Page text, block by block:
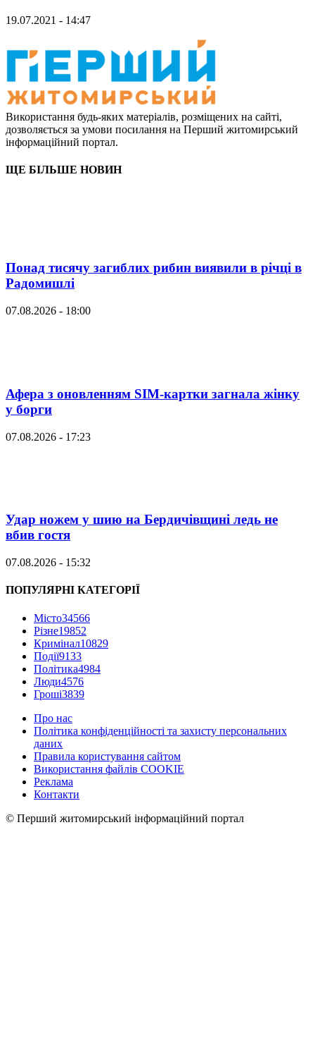
19.07.2021 - 14:47
Використання будь-яких матеріалів, розміщених на сайті,
дозволяється за умови посилання на Перший житомирський
інформаційний портал.
ЩЕ БІЛЬШЕ НОВИН
Понад тисячу загиблих рибин виявили в річці в
Радомишлі
07.08.2026 - 18:00
Афера з оновленням SIM-картки загнала жінку
у борги
07.08.2026 - 17:23
Удар ножем у шию на Бердичівщині ледь не
вбив гостя
07.08.2026 - 15:32
ПОПУЛЯРНІ КАТЕГОРІЇ
Місто34566
Різне19852
Кримінал10829
Події9133
Політика4984
Люди4576
Гроші3839
Про нас
Політика конфіденційності та захисту персональних
даних
Правила користування сайтом
Використання файлів COOKIE
Реклама
Контакти
© Перший житомирський інформаційний портал